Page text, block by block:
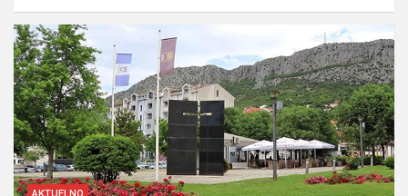
AKTUELNO